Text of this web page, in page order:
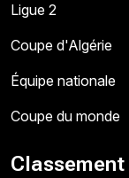
Ligue 2
Coupe d'Algérie
Équipe nationale
Coupe du monde
Classement